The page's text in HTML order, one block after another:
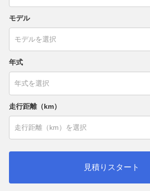
モデル
年式
走行距離（km）
見積りスタート